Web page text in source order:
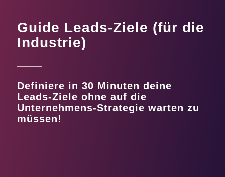
Guide Leads-Ziele (für die
Industrie)
Definiere in 30 Minuten deine
Leads-Ziele ohne auf die
Unternehmens-Strategie warten zu
müssen!